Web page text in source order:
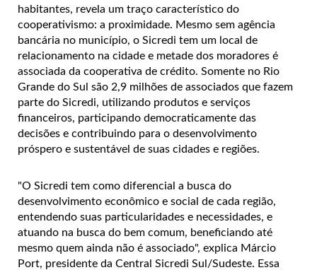
habitantes, revela um traço característico do
cooperativismo: a proximidade. Mesmo sem agência
bancária no município, o Sicredi tem um local de
relacionamento na cidade e metade dos moradores é
associada da cooperativa de crédito. Somente no Rio
Grande do Sul são 2,9 milhões de associados que fazem
parte do Sicredi, utilizando produtos e serviços
financeiros, participando democraticamente das
decisões e contribuindo para o desenvolvimento
próspero e sustentável de suas cidades e regiões.
"O Sicredi tem como diferencial a busca do
desenvolvimento econômico e social de cada região,
entendendo suas particularidades e necessidades, e
atuando na busca do bem comum, beneficiando até
mesmo quem ainda não é associado", explica Márcio
Port, presidente da Central Sicredi Sul/Sudeste. Essa